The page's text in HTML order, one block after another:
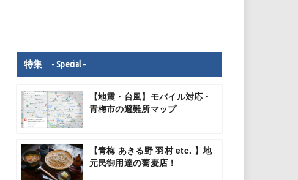
特集 - Special –
【地震・台風】モバイル対応・
青梅市の避難所マップ
【青梅 あきる野 羽村 etc. 】地
元民御用達の蕎麦店！